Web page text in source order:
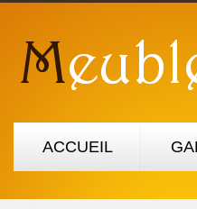
ACCUEIL